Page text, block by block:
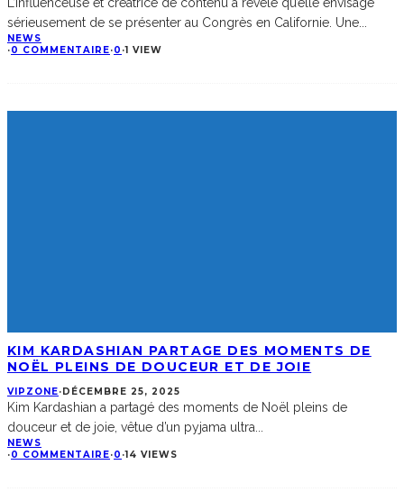
sérieusement de se présenter au Congrès en Californie. Une
NEWS
·0 COMMENTAIRE·0 ·1 VIEW
KIM KARDASHIAN PARTAGE DES MOMENTS DE
NOËL PLEINS DE DOUCEUR ET DE JOIE
VIPZONE·DÉCEMBRE 25, 2025
Kim Kardashian a partagé des moments de Noël pleins de
douceur et de joie, vêtue d’un pyjama ultra
NEWS
·0 COMMENTAIRE·0 ·14 VIEWS